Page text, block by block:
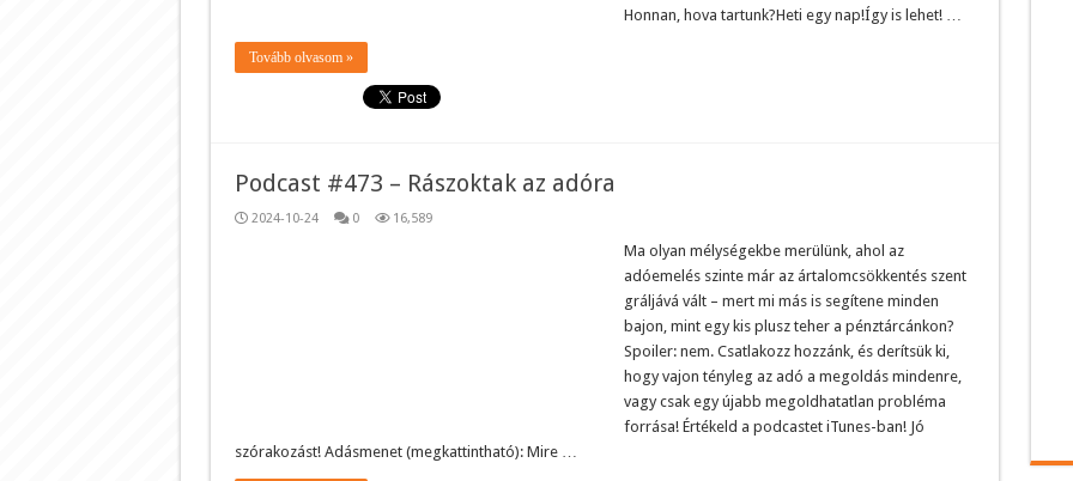
Honnan, hova tartunk?Heti egy nap!Így is lehet! …
Tovább olvasom »
Podcast #473 – Rászoktak az adóra
2024-10-24 0 16,589
Ma olyan mélységekbe merülünk, ahol az
adóemelés szinte már az ártalomcsökkentés szent
gráljává vált – mert mi más is segítene minden
bajon, mint egy kis plusz teher a pénztárcánkon?
Spoiler: nem. Csatlakozz hozzánk, és derítsük ki,
hogy vajon tényleg az adó a megoldás mindenre,
vagy csak egy újabb megoldhatatlan probléma
forrása! Értékeld a podcastet iTunes-ban! Jó
szórakozást! Adásmenet (megkattintható): Mire …